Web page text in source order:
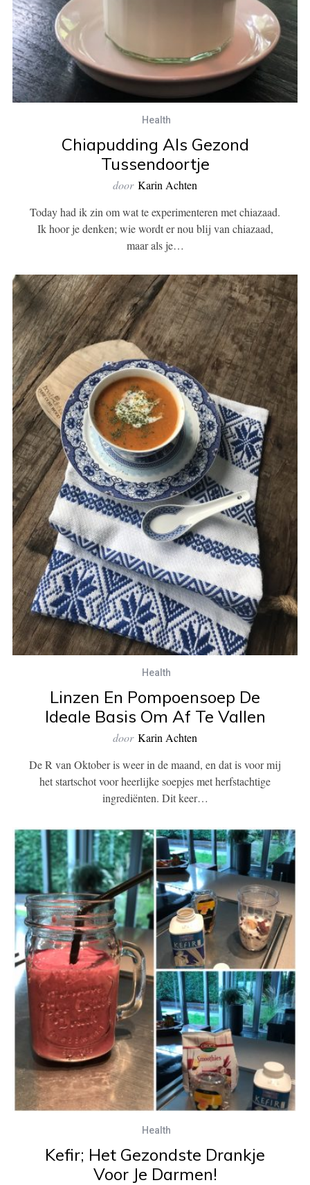
Health
Chiapudding Als Gezond
Tussendoortje
door Karin Achten
Today had ik zin om wat te experimenteren met chiazaad.
Ik hoor je denken; wie wordt er nou blij van chiazaad,
maar als je…
Health
Linzen En Pompoensoep De
Ideale Basis Om Af Te Vallen
door Karin Achten
De R van Oktober is weer in de maand, en dat is voor mij
het startschot voor heerlijke soepjes met herfstachtige
ingrediënten. Dit keer…
Health
Kefir; Het Gezondste Drankje
Voor Je Darmen!